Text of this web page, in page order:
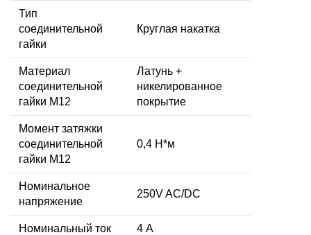
Тип
соединительной
гайки
Круглая накатка
Материал
соединительной
гайки M12
Латунь +
никелированное
покрытие
Момент затяжки
соединительной
гайки M12
0,4 Н*м
Номинальное
напряжение
250V AC/DC
Номинальный ток 4 А